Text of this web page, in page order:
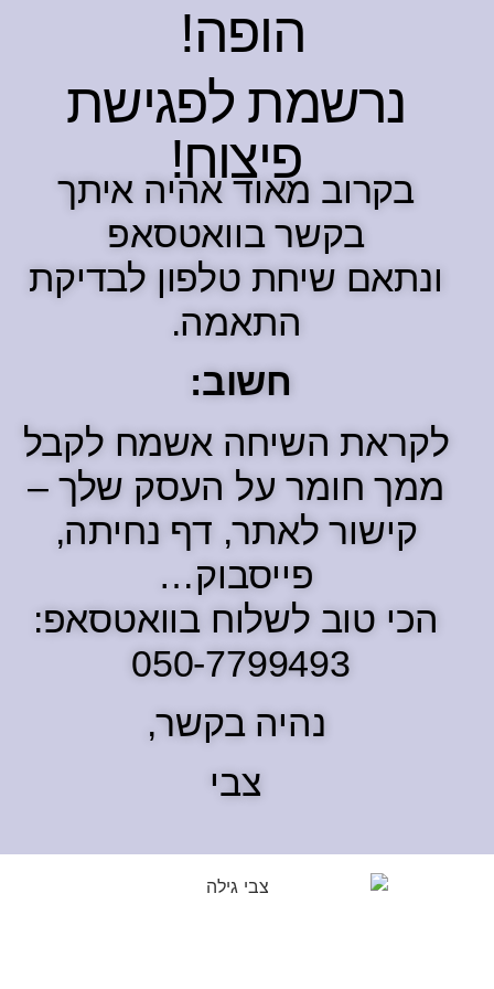
הופה!
נרשמת לפגישת
פיצוח!
בקרוב מאוד אהיה איתך
בקשר בוואטסאפ
ונתאם שיחת טלפון לבדיקת
התאמה.
חשוב:
לקראת השיחה אשמח לקבל
ממך חומר על העסק שלך –
קישור לאתר, דף נחיתה,
פייסבוק…
הכי טוב לשלוח בוואטסאפ:
050-7799493
נהיה בקשר,
צבי